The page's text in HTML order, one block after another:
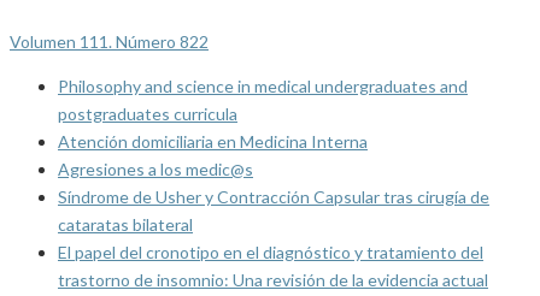
Volumen 111. Número 822
Philosophy and science in medical undergraduates and
postgraduates curricula
Atención domiciliaria en Medicina Interna
Agresiones a los medic@s
Síndrome de Usher y Contracción Capsular tras cirugía de
cataratas bilateral
El papel del cronotipo en el diagnóstico y tratamiento del
trastorno de insomnio: Una revisión de la evidencia actual